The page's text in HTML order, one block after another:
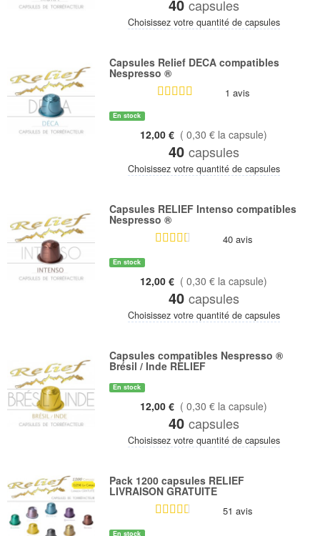
40 capsules
Choisissez votre quantité de capsules
Capsules Relief DECA compatibles
Nespresso ®
1 avis
En stock
12,00 € ( 0,30 € la capsule)
40 capsules
Choisissez votre quantité de capsules
Capsules RELIEF Intenso compatibles
Nespresso ®
40 avis
En stock
12,00 € ( 0,30 € la capsule)
40 capsules
Choisissez votre quantité de capsules
Capsules compatibles Nespresso ®
Brésil / Inde RELIEF
En stock
12,00 € ( 0,30 € la capsule)
40 capsules
Choisissez votre quantité de capsules
Pack 1200 capsules RELIEF
LIVRAISON GRATUITE
51 avis
En stock